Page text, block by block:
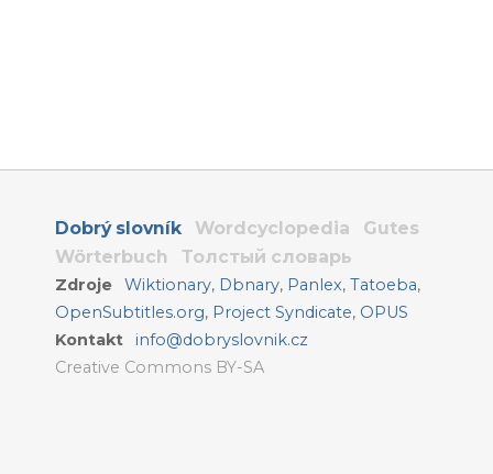
Dobrý slovník Wordcyclopedia
Gutes
Wörterbuch
Толстый словарь
Zdroje Wiktionary, Dbnary, Panlex,Tatoeba,
OpenSubtitles.org, Project Syndicate, OPUS
Kontakt
info@dobryslovnik.cz
Creative Commons BY-SA